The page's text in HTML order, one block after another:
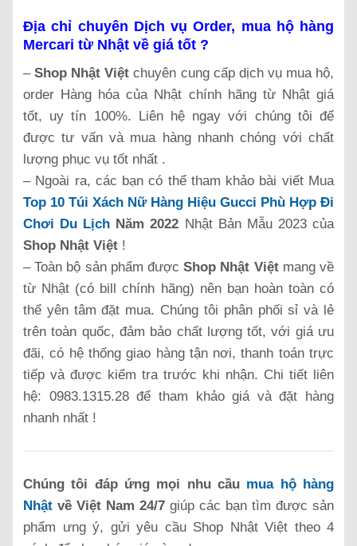
Địa chỉ chuyên Dịch vụ Order, mua hộ hàng
Mercari từ Nhật về giá tốt ?
–Shop Nhật Việt chuyên cung cấp dịch vụ mua hộ,
order Hàng hóa của Nhật chính hãng từ Nhật giá
tốt, uy tín 100%. Liên hệ ngay với chúng tôi để
được tư vấn và mua hàng nhanh chóng với chất
lượng phục vụ tốt nhất .
– Ngoài ra, các bạn có thể tham khảo bài viết Mua
Top 10 Túi Xách Nữ Hàng Hiệu Gucci Phù Hợp Đi
Chơi Du Lịch Năm 2022 Nhật Bản Mẫu 2023 của
Shop Nhật Việt !
– Toàn bộ sản phẩm được Shop Nhật Việtmang về
từ Nhật (có bill chính hãng) nên bạn hoàn toàn có
thể yên tâm đặt mua. Chúng tôi phân phối sỉ và lẻ
trên toàn quốc, đảm bảo chất lượng tốt, với giá ưu
đãi, có hệ thống giao hàng tận nơi, thanh toán trực
tiếp và được kiểm tra trước khi nhận. Chi tiết liên
hệ: 0983.1315.28 để tham khảo giá và đặt hàng
nhanh nhất !
Chúng tôi đáp ứng mọi nhu cầu mua hộ hàng
Nhật về Việt Nam 24/7 giúp các bạn tìm được sản
phẩm ưng ý, gửi yêu cầu Shop Nhật Việt theo 4